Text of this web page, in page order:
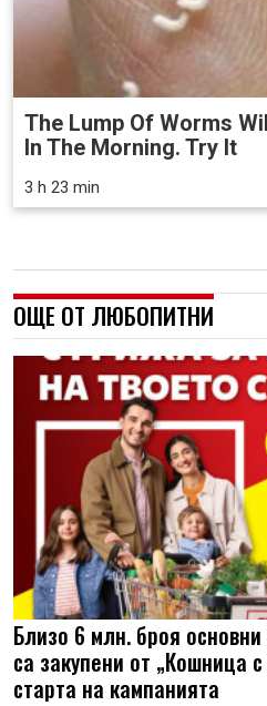
The Lump Of Worms
In The Morning. Try It
3 h 23 min
ОЩЕ ОТ ЛЮБОПИТНИ
Близо 6 млн. броя
са закупени от „Кошница
старта на кампанията